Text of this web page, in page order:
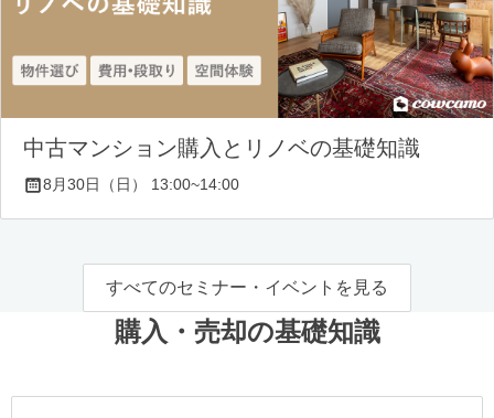
中古マンション購入とリノベの基礎知識
8月30日（日） 13:00~14:00
すべてのセミナー・イベントを見る
購入・売却の基礎知識